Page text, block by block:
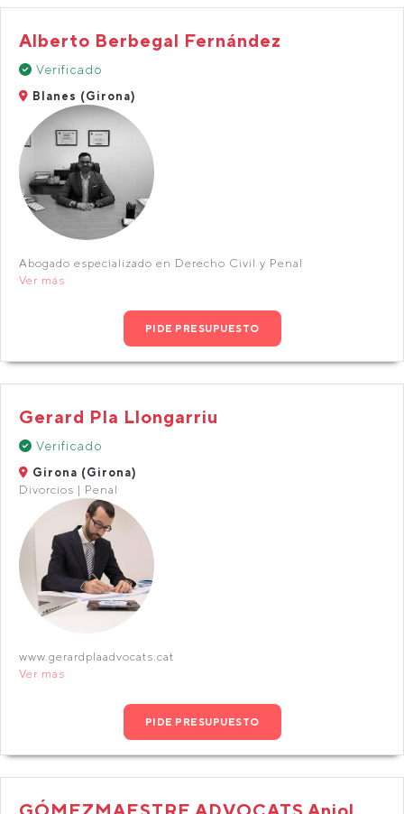
Alberto Berbegal Fernández
Verificado
Blanes (Girona)
Abogado especializado en Derecho Civil y Penal
Ver más
PIDE PRESUPUESTO
Gerard Pla Llongarriu
Verificado
Girona (Girona)
Divorcios | Penal
www.gerardplaadvocats.cat
Ver más
PIDE PRESUPUESTO